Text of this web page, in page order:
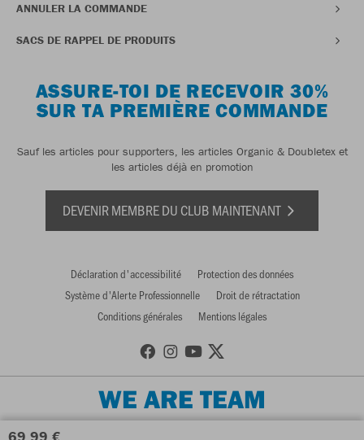
ANNULER LA COMMANDE
SACS DE RAPPEL DE PRODUITS
ASSURE-TOI DE RECEVOIR 30%
SUR TA PREMIÈRE COMMANDE
Sauf les articles pour supporters, les articles Organic & Doubletex et
les articles déjà en promotion
DEVENIR MEMBRE DU CLUB MAINTENANT
Déclaration d'accessibilité
Protection des données
Système d'Alerte Professionnelle
Droit de rétractation
Conditions générales
Mentions légales
WE ARE TEAM